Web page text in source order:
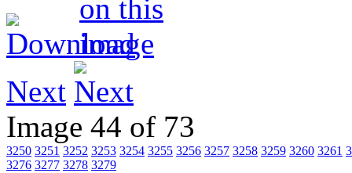
Next
Image 44 of 73
3250 3251 3252 3253 3254 3255 3256 3257 3258 3259 3260 3261
3276 3277 3278 3279